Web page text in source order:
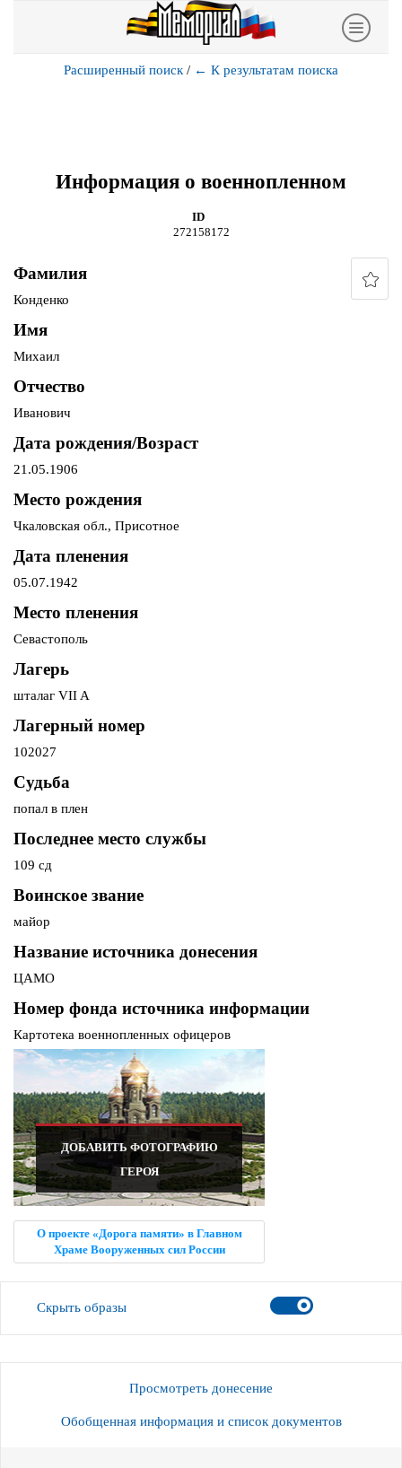
Расширенный поиск / ← К результатам поиска
Информация о военнопленном
ID
272158172
Фамилия
Конденко
Имя
Михаил
Отчество
Иванович
Дата рождения/Возраст
21.05.1906
Место рождения
Чкаловская обл., Присотное
Дата пленения
05.07.1942
Место пленения
Севастополь
Лагерь
шталаг VII A
Лагерный номер
102027
Судьба
попал в плен
Последнее место службы
109 сд
Воинское звание
майор
Название источника донесения
ЦАМО
Номер фонда источника информации
Картотека военнопленных офицеров
ДОБАВИТЬ ФОТОГРАФИЮ
ГЕРОЯ
О проекте «Дорога памяти» в Главном
Храме Вооруженных сил России
Скрыть образы
Просмотреть донесение
Обобщенная информация и список документов